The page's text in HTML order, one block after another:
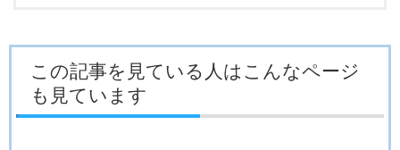
この記事を見ている人はこんなページ
も見ています